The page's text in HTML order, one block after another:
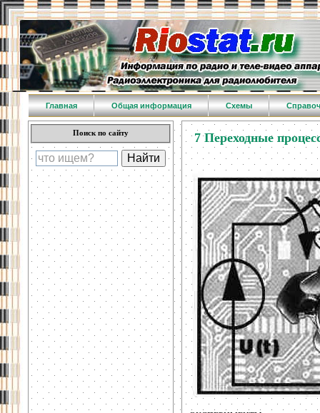
Главная Общая информация Схемы
Поиск по сайту 7 Переходные